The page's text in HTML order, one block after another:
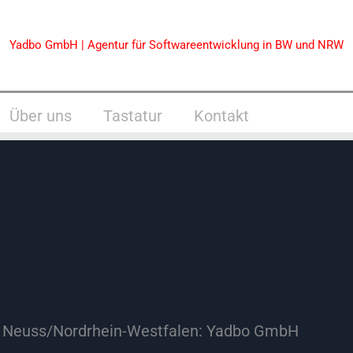
Yadbo GmbH | Agentur für Softwareentwicklung in BW und NRW
Über uns Tastatur Kontakt
Nordrhein-Westfalen: Yadbo GmbH